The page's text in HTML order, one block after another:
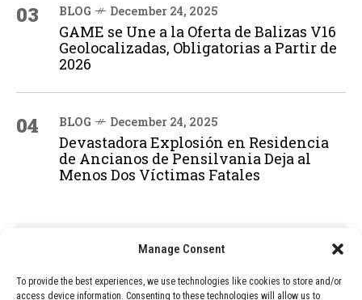
Manage Consent
To provide the best experiences, we use technologies like cookies to store and/or
access device information. Consenting to these technologies will allow us to
03 BLOG December 24, 2025
GAME se Une a la Oferta de Balizas V16
Geolocalizadas, Obligatorias a Partir de
2026
04 BLOG December 24, 2025
Devastadora Explosión en Residencia
de Ancianos de Pensilvania Deja al
Menos Dos Víctimas Fatales